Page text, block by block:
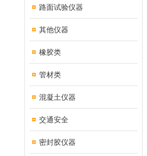
路面试验仪器
其他仪器
橡胶类
管材类
混凝土仪器
交通安全
密封胶仪器